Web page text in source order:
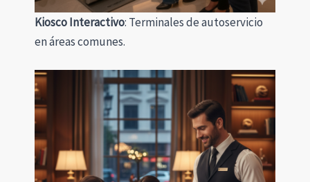
Kiosco Interactivo: Terminales de autoservicio
en áreas comunes.